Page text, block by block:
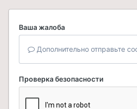
Ваша жалоба
Дополнительно отправьте
Проверка безопасности